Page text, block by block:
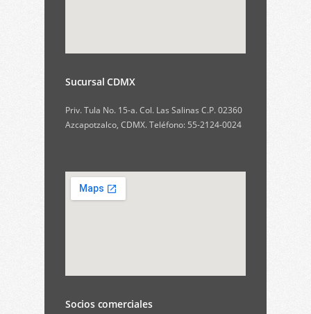
Sucursal CDMX
Priv. Tula No. 15-a. Col. Las Salinas C.P. 02360
Azcapotzalco, CDMX. Teléfono: 55-2124-0024
Socios comerciales